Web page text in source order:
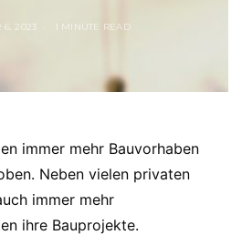
6, 2023 1 MINUTE READ
immer mehr Bauvorhaben
Neben vielen privaten
immer mehr
ihre Bauprojekte.